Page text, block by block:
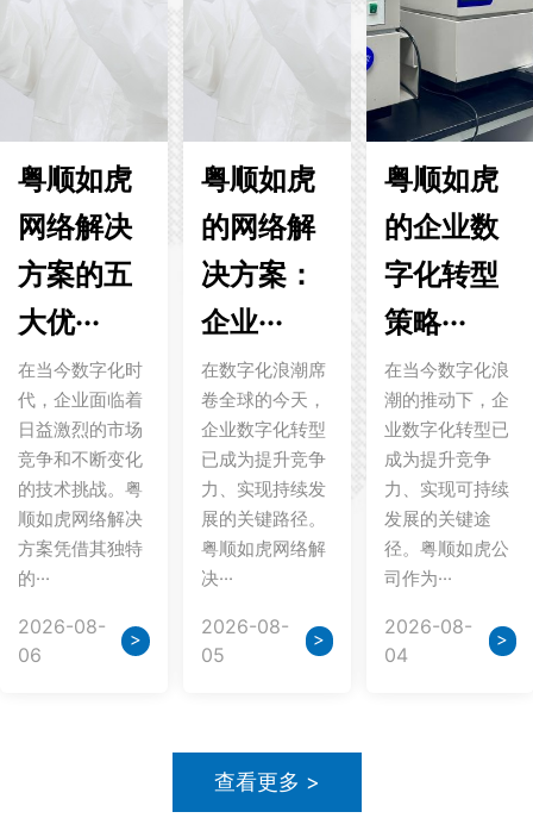
粤顺如虎
网络解决
方案的五
大优···
在当今数字化时
代，企业面临着
日益激烈的市场
竞争和不断变化
的技术挑战。粤
顺如虎网络解决
方案凭借其独特
的···
2026-08-
06
>
粤顺如虎
的网络解
决方案：
企业···
在数字化浪潮席
卷全球的今天，
企业数字化转型
已成为提升竞争
力、实现持续发
展的关键路径。
粤顺如虎网络解
决···
2026-08-
05
>
粤顺如虎
的企业数
字化转型
策略···
在当今数字化浪
潮的推动下，企
业数字化转型已
成为提升竞争
力、实现可持续
发展的关键途
径。粤顺如虎公
司作为···
2026-08-
04
>
查看更多 >